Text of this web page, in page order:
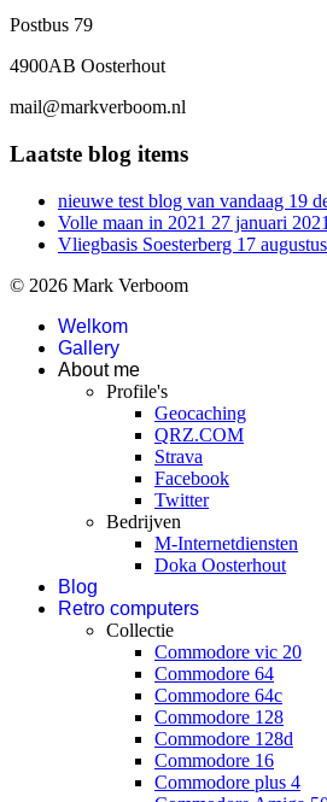
Postbus 79
4900AB Oosterhout
mail@markverboom.nl
Laatste blog items
nieuwe test blog van vandaag 19
Volle maan in 2021 27 januari 2021
Vliegbasis Soesterberg 17
© 2026 Mark Verboom
Welkom
Gallery
About me
Profile's
Geocaching
QRZ.COM
Strava
Facebook
Twitter
Bedrijven
M-Internetdiensten
Doka Oosterhout
Blog
Retro computers
Collectie
Commodore vic 20
Commodore 64
Commodore 64c
Commodore 128
Commodore 128d
Commodore 16
Commodore plus 4